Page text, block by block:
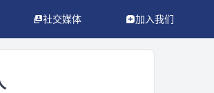
社交媒体 加入我们